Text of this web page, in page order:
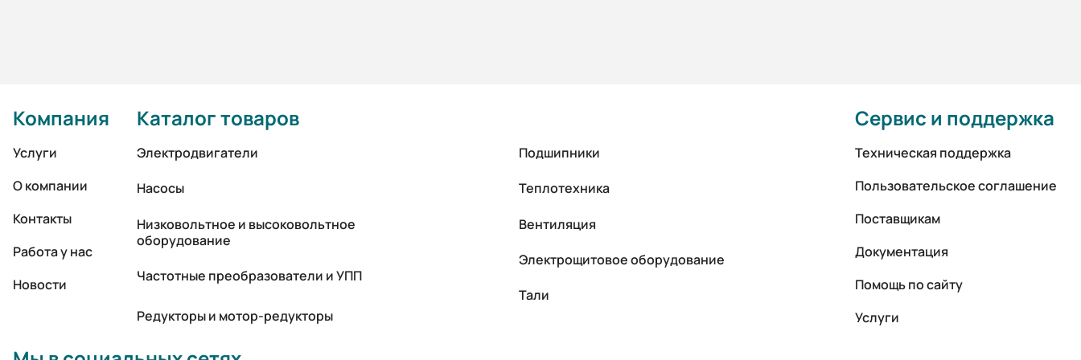
Компания
Услуги
О компании
Контакты
Работа у нас
Новости
Каталог товаров
Электродвигатели
Насосы
Низковольтное и высоковольтное
оборудование
Частотные преобразователи и УПП
Редукторы и мотор-редукторы
Подшипники
Теплотехника
Вентиляция
Электрощитовое оборудование
Тали
Сервис и поддержка
Техническая поддержка
Пользовательское соглашение
Поставщикам
Документация
Помощь по сайту
Услуги